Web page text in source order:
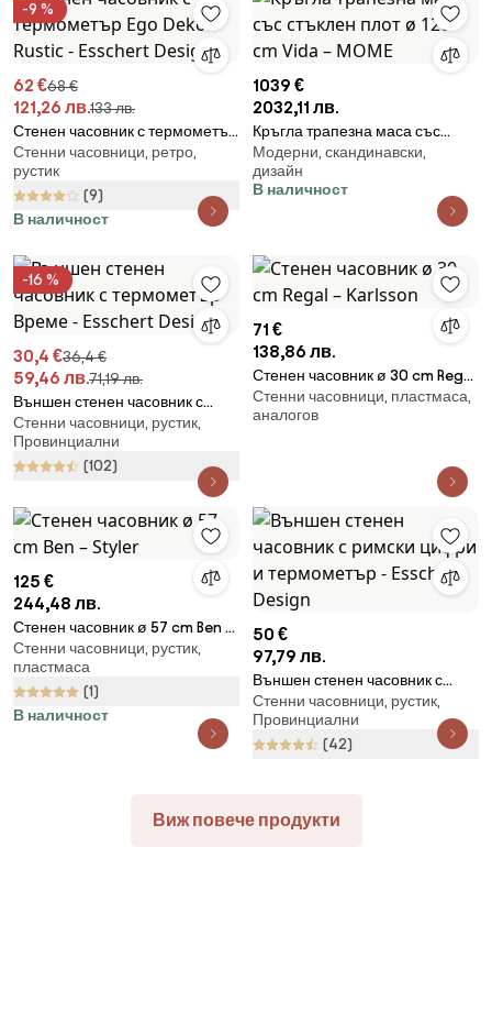
-9 %
62 €68 €
121,26 лв.133 лв.
Стенен часовник с термометър
Ego Dekor Rustic - Esschert
Design
Стенни часовници, ретро,
рустик
(9)
В наличност
1039 €
2032,11 лв.
Кръгла трапезна маса със
стъклен плот ø 120 cm Vida –
MOME
Модерни, скандинавски,
дизайн
В наличност
-16 %
30,4 €36,4 €
59,46 лв.71,19 лв.
Външен стенен часовник с
термометър Време - Esschert
Design
Стенни часовници, рустик,
Провинциални
(102)
71 €
138,86 лв.
Стенен часовник ø 30 cm Regal
– Karlsson
Стенни часовници, пластмаса,
аналогов
125 €
244,48 лв.
Стенен часовник ø 57 cm Ben –
Styler
Стенни часовници, рустик,
пластмаса
(1)
В наличност
50 €
97,79 лв.
Външен стенен часовник с
римски цифри и термометър -
Esschert Design
Стенни часовници, рустик,
Провинциални
(42)
Виж повече продукти